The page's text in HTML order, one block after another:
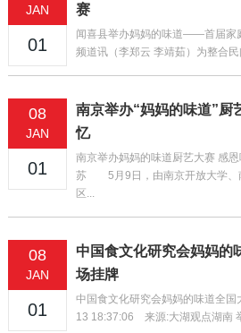
JAN
01
赛
闻喜县举办妈妈的味道——首届家
频道讯（李郑云 李靖茹）为整合
08
JAN
01
南京举办“妈妈的味道”厨
忆
南京举办妈妈的味道厨艺大赛 感
苏 5月9日，由南京开放大学、
区...
08
JAN
01
中国食文化研究会妈妈的
场挂牌
中国食文化研究会妈妈的味道全
13 18:37:06 来源:大湖观点湖南